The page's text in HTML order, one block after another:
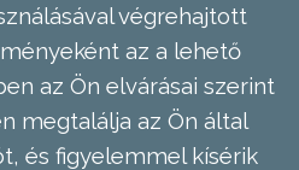
végrehajtott
az a lehető
az Ön elvárásai szerint
megtalálja az Ön által
és figyelemmel kísérik